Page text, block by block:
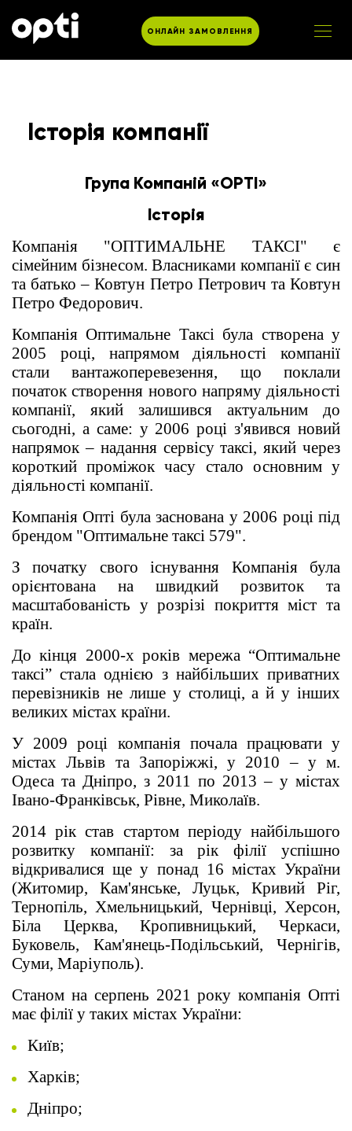
ОНЛАЙН ЗАМОВЛЕННЯ
Історія компанії
Група Компаній «OPTI»
Історія
Компанія "ОПТИМАЛЬНЕ ТАКСІ" є
сімейним бізнесом. Власниками компанії є син
та батько – Ковтун Петро Петрович та Ковтун
Петро Федорович.
Компанія Оптимальне Таксі була створена у
2005 році, напрямом діяльності компанії
стали вантажоперевезення, що поклали
початок створення нового напряму діяльності
компанії, який залишився актуальним до
сьогодні, а саме: у 2006 році з'явився новий
напрямок – надання сервісу таксі, який через
короткий проміжок часу стало основним у
діяльності компанії.
Компанія Опті була заснована у 2006 році під
брендом "Оптимальне таксі 579".
З початку свого існування Компанія була
орієнтована на швидкий розвиток та
масштабованість у розрізі покриття міст та
країн.
До кінця 2000-х років мережа “Оптимальне
таксі” стала однією з найбільших приватних
перевізників не лише у столиці, а й у інших
великих містах країни.
У 2009 році компанія почала працювати у
містах Львів та Запоріжжі, у 2010 – у м.
Одеса та Дніпро, з 2011 по 2013 – у містах
Івано-Франківськ, Рівне, Миколаїв.
2014 рік став стартом періоду найбільшого
розвитку компанії: за рік філії успішно
відкривалися ще у понад 16 містах України
(Житомир, Кам'янське, Луцьк, Кривий Ріг,
Тернопіль, Хмельницький, Чернівці, Херсон,
Біла Церква, Кропивницький, Черкаси,
Буковель, Кам'янець-Подільський, Чернігів,
Суми, Маріуполь).
Станом на серпень 2021 року компанія Опті
має філії у таких містах України:
Київ;
Харків;
Дніпро;